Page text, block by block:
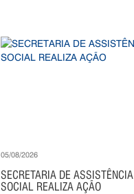
05/08/2026
SECRETARIA DE ASSISTÊNCIA
SOCIAL REALIZA AÇÃO